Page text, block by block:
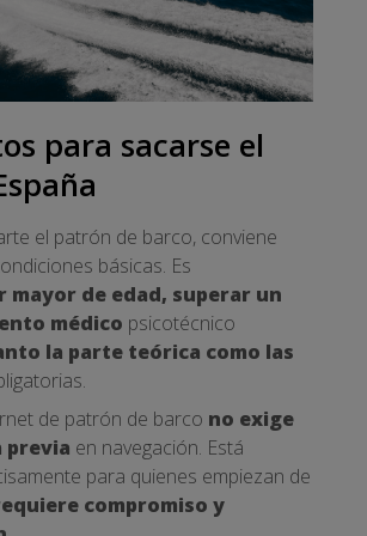
para sacarse el
el patrón de barco, conviene
básicas. Es
mayor de edad, superar un
médico psicotécnico
la parte teórica como las
de patrón de barco no exige
previa en navegación. Está
para quienes empiezan de
compromiso y